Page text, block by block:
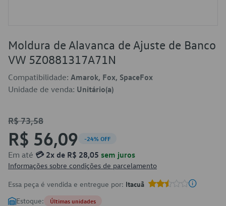
Moldura de Alavanca de Ajuste de Banco
VW 5Z0881317A71N
Compatibilidade: Amarok, Fox, SpaceFox
Unidade de venda: Unitário(a)
R$ 73,58
R$ 56,09 -24% OFF
Em até 💳 2x de R$ 28,05 sem juros
Informações sobre condições de parcelamento
Essa peça é vendida e entregue por: Itacuã
Estoque: Últimas unidades